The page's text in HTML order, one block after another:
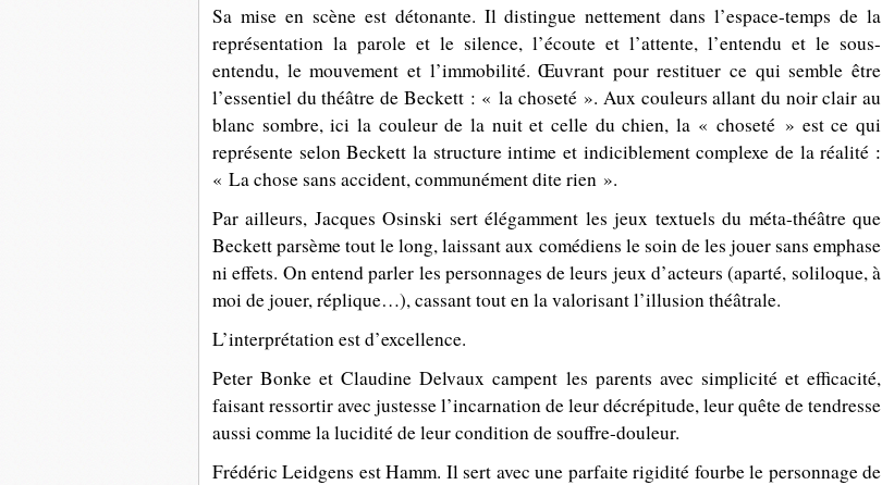
Sa mise en scène est détonante. Il distingue nettement dans l’espace-temps de la
représentation la parole et le silence, l’écoute et l’attente, l’entendu et le sous-
entendu, le mouvement et l’immobilité. Œuvrant pour restituer ce qui semble être
l’essentiel du théâtre de Beckett : « la choseté ». Aux couleurs allant du noir clair au
blanc sombre, ici la couleur de la nuit et celle du chien, la « choseté » est ce qui
représente selon Beckett la structure intime et indiciblement complexe de la réalité :
« La chose sans accident, communément dite rien ».
Par ailleurs, Jacques Osinski sert élégamment les jeux textuels du méta-théâtre que
Beckett parsème tout le long, laissant aux comédiens le soin de les jouer sans emphase
ni effets. On entend parler les personnages de leurs jeux d’acteurs (aparté, soliloque, à
moi de jouer, réplique…), cassant tout en la valorisant l’illusion théâtrale.
L’interprétation est d’excellence.
Peter Bonke et Claudine Delvaux campent les parents avec simplicité et efficacité,
faisant ressortir avec justesse l’incarnation de leur décrépitude, leur quête de tendresse
aussi comme la lucidité de leur condition de souffre-douleur.
Frédéric Leidgens est Hamm. Il sert avec une parfaite rigidité fourbe le personnage de